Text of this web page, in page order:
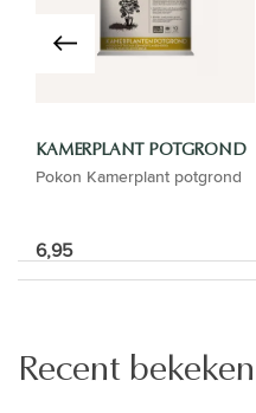
KAMERPLANT POTGROND
Pokon Kamerplant potgrond
6,95
Recent bekeken